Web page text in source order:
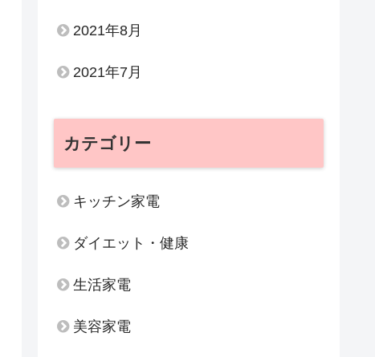
2021年8月
2021年7月
カテゴリー
キッチン家電
ダイエット・健康
生活家電
美容家電